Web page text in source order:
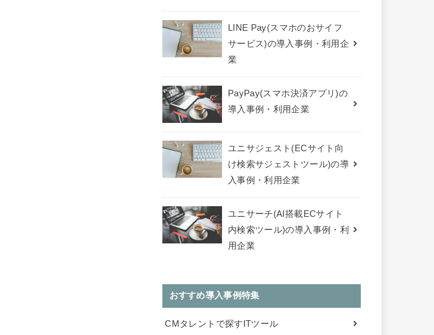
LINE Pay(スマホのおサイフ
サービス)の導入事例・利用企
業
PayPay(スマホ決済アプリ)の
導入事例・利用企業
ユニサジェスト(ECサイト向
け検索サジェストツール)の導
入事例・利用企業
ユニサーチ(AI搭載ECサイト
内検索ツール)の導入事例・利
用企業
おすすめ導入事例特集
CMタレントで探すITツール